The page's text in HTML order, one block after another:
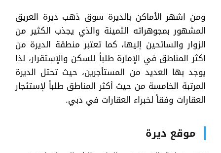
ومن اشهر الأماكن بالديرة سوق ذهب ديرة العريق
المشهور بمجوهراته الثمينة والذي يجذب الكثير من
الزوار والسائحين إليها، كما تعتبر منطقة الديرة من
اكثر المناطق في الإمارة طلباً للسكن والإستقرار، لذا
يوجد بها العديد من المستأجرين، حيث تحتل الديرة
المرتبة الخامسة من حيث أكثر المناطق طلباً لإستئجار
العقارات وفقاً لخبراء العقارات في دبي.
موقع ديرة